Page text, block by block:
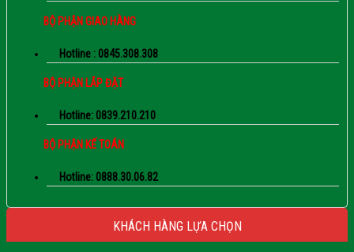
BỘ PHẬN GIAO HÀNG
Hotline : 0845.308.308
BỘ PHẬN LẮP ĐẶT
Hotline: 0839.210.210
BỘ PHẬN KẾ TOÁN
Hotline: 0888.30.06.82
KHÁCH HÀNG LỰA CHỌN